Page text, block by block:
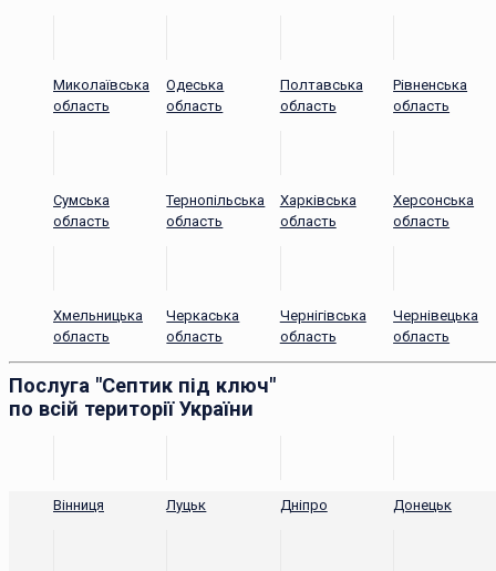
Миколаївська
область
Одеська
область
Полтавська
область
Рівненська
область
Сумська
область
Тернопільська
область
Харківська
область
Херсонська
область
Хмельницька
область
Черкаська
область
Чернігівська
область
Чернівецька
область
Послуга "Септик під ключ"
по всій території України
Вінниця Луцьк Дніпро Донецьк